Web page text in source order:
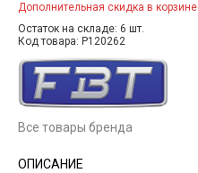
Дополнительная скидка в корзине
Остаток на складе: 6 шт.
Код товара: P120262
Все товары бренда
ОПИСАНИЕ